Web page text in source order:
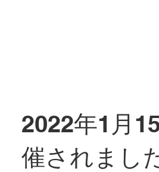
2022年1月
催されまし